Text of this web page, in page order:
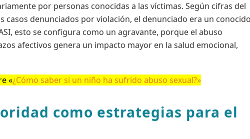
por personas conocidas a las víctimas. Según cifras del
casos denunciados por violación, el denunciado era un conocido
esto se configura como un agravante, porque el abuso
afectivos genera un impacto mayor en la salud emocional,
«¿Cómo saber si un niño ha sufrido abuso sexual?»
como estrategias para el